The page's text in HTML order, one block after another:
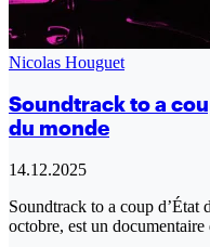
Nicolas Houguet
Soundtrack to a
du monde
14.12.2025
Soundtrack to a coup d’État
octobre, est un